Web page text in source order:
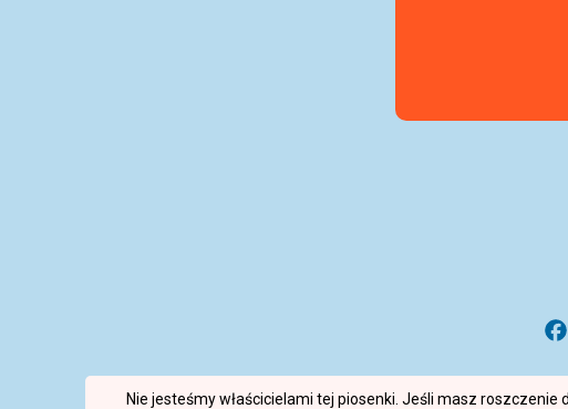
Nie jesteśmy właścicielami tej piosenki. Jeśli masz